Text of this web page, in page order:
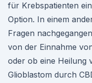
für Krebspatienten
Option. In einem
Fragen
von der Einnahme
oder ob eine Heilung
Glioblastom durch